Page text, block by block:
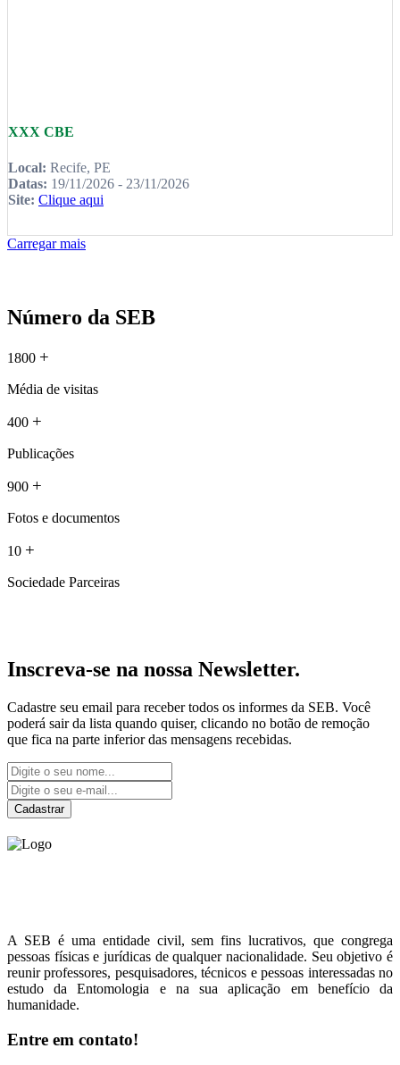
XXX CBE
Local: Recife, PE
Datas: 19/11/2026 - 23/11/2026
Site: Clique aqui
Carregar mais
Número da SEB
1800 +
Média de visitas
400 +
Publicações
900 +
Fotos e documentos
10 +
Sociedade Parceiras
Inscreva-se na nossa Newsletter.
Cadastre seu email para receber todos os informes da SEB. Você
poderá sair da lista quando quiser, clicando no botão de remoção
que fica na parte inferior das mensagens recebidas.
Cadastrar
A SEB é uma entidade civil, sem fins lucrativos, que congrega
pessoas físicas e jurídicas de qualquer nacionalidade. Seu objetivo é
reunir professores, pesquisadores, técnicos e pessoas interessadas no
estudo da Entomologia e na sua aplicação em benefício da
humanidade.
Entre em contato!